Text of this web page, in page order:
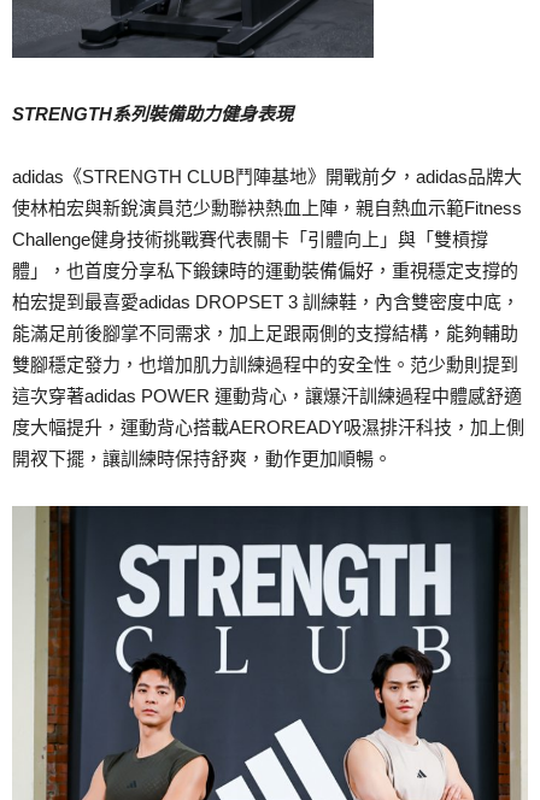
STRENGTH系列裝備助力健身表現
adidas《STRENGTH CLUB鬥陣基地》開戰前夕，adidas品牌大
使林柏宏與新銳演員范少勳聯袂熱血上陣，親自熱血示範Fitness
Challenge健身技術挑戰賽代表關卡「引體向上」與「雙槓撐
體」，也首度分享私下鍛鍊時的運動裝備偏好，重視穩定支撐的
柏宏提到最喜愛adidas DROPSET 3 訓練鞋，內含雙密度中底，
能滿足前後腳掌不同需求，加上足跟兩側的支撐結構，能夠輔助
雙腳穩定發力，也增加肌力訓練過程中的安全性。范少勳則提到
這次穿著adidas POWER 運動背心，讓爆汗訓練過程中體感舒適
度大幅提升，運動背心搭載AEROREADY吸濕排汗科技，加上側
開衩下擺，讓訓練時保持舒爽，動作更加順暢。